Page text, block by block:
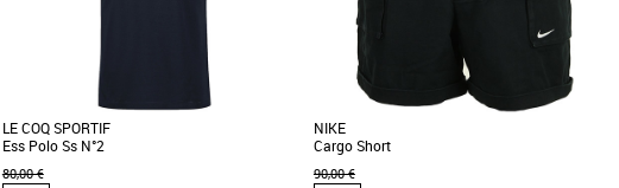
LE COQ SPORTIF
Ess Polo Ss N°2
80,00 €
NIKE
Cargo Short
90,00 €